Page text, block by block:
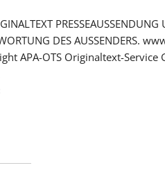
DES AUSSENDERS.
APA-OTS Originaltext-